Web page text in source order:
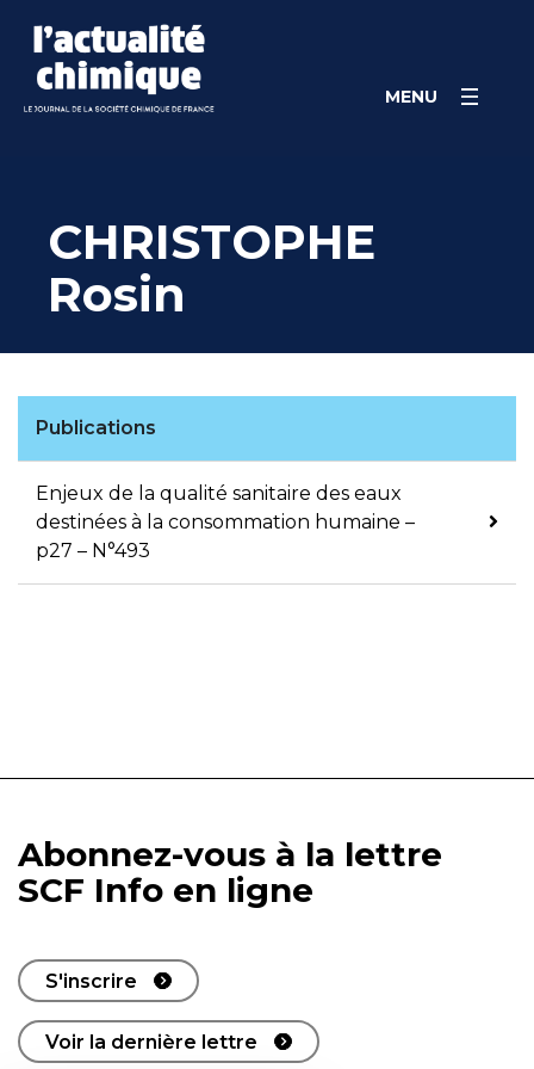
content
MENU
CHRISTOPHE
Rosin
Publications
Enjeux de la qualité sanitaire des eaux
destinées à la consommation humaine –
p27 – N°493
Abonnez-vous à la lettre
SCF Info en ligne
S'inscrire
Voir la dernière lettre